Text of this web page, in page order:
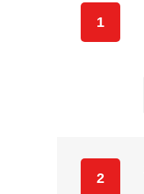
1
2